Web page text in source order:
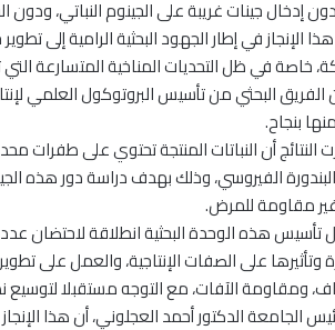
إدخال جينات غريبة على الجينوم النباتي، ودون
الإنجاز في إطار الجهود البحثية الرامية إلى
خاصة في ظل التحديات المناخية المتسارعة
البحثي من تأسيس البروتوكول العلمي
بنجاح.
النتائج أن النباتات المنتجة تحتوي على
الفيروسي، وذلك بهدف دراسة دور هذه
مقاومة للمرض.
هذه الوحدة البحثية انطلاقة لاحتضان عدد
وتأثيرها على الصفات الإنتاجية، والعمل على
ومقاومة الآفات، مع التوجه مستقبلا
الجامعة الدكتور أحمد العجلوني، أن هذا